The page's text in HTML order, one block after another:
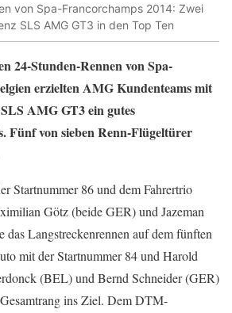
von Spa-Francorchamps 2014: Zwei
SLS AMG GT3 in den Top Ten
24-Stunden-Rennen von Spa-
erzielten AMG Kundenteams mit
AMG GT3 ein gutes
Fünf von sieben Renn-Flügeltürer
Startnummer 86 und dem Fahrertrio
Götz (beide GER) und Jazeman
das Langstreckenrennen auf dem fünften
mit der Startnummer 84 und Harold
(BEL) und Bernd Schneider (GER)
ins Ziel. Dem DTM-